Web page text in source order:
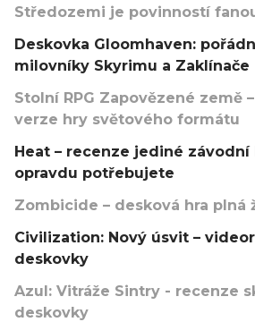
Středozemi je povinností
Deskovka Gloomhaven:
milovníky Skyrimu a Zaklínače
Stolní RPG Zapovězené země
verze hry světového formátu
Heat – recenze jediné
opravdu potřebujete
Zombicide – desková hra plná
Civilization: Nový úsvit –
deskovky
Azul: Vitráže Sintry - recenze
deskovky